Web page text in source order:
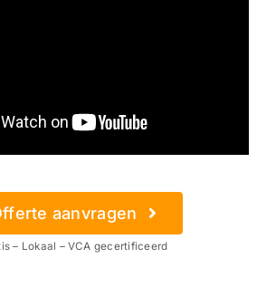
aanvragen
– Lokaal – VCA gecertificeerd